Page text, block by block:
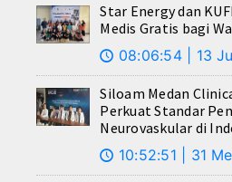
Star Energy dan
Medis Gratis bagi
🕔 08:06:54 | 13
Siloam Medan
Perkuat Standar
Neurovaskular di
🕔 10:52:51 | 31